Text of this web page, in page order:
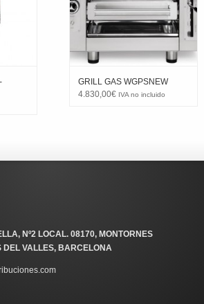
GRILL GAS WGPSNEW
4.830,00€ IVA no incluido
Nº2 LOCAL. 08170, MONTORNES
DEL VALLES, BARCELONA